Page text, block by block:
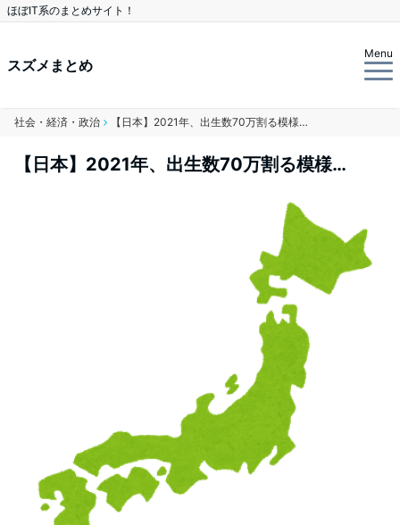
ほぼIT系のまとめサイト！
スズメまとめ
Menu
社会・経済・政治 【日本】2021年、出生数70万割る模様…
【日本】2021年、出生数70万割る模様…